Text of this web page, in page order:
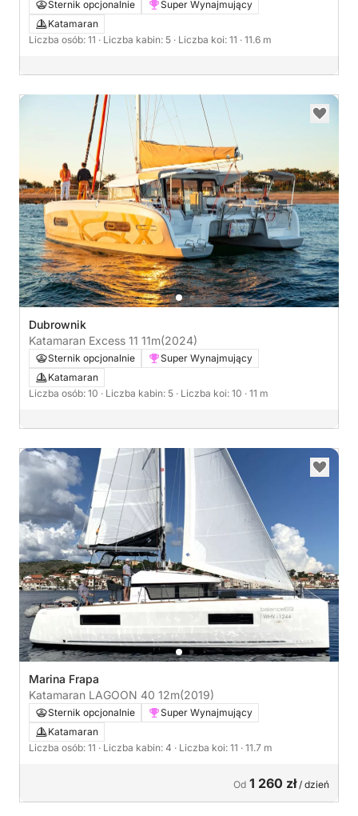
Sternik opcjonalnie
Super Wynajmujący
Katamaran
Liczba osób: 11 · Liczba kabin: 5 · Liczba koi: 11 · 11.6 m
Dubrownik
Katamaran Excess 11 11m(2024)
Sternik opcjonalnie
Super Wynajmujący
Katamaran
Liczba osób: 10 · Liczba kabin: 5 · Liczba koi: 10 · 11 m
Marina Frapa
Katamaran LAGOON 40 12m(2019)
Sternik opcjonalnie
Super Wynajmujący
Katamaran
Liczba osób: 11 · Liczba kabin: 4 · Liczba koi: 11 · 11.7 m
Od 1 260 zł/ dzień